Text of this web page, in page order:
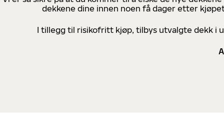
dekkene dine innen noen få dager etter
I tillegg til risikofritt kjøp, tilbys utvalgte dekk i